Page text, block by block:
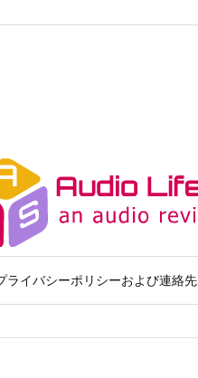
ライバシーポリシーおよび連絡先